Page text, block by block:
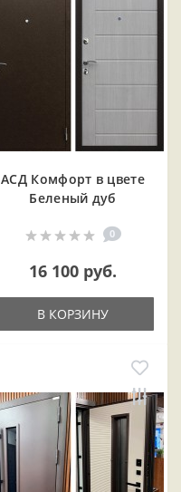
АСД Комфорт в цвете
Беленый дуб
0
16 100 руб.
В КОРЗИНУ